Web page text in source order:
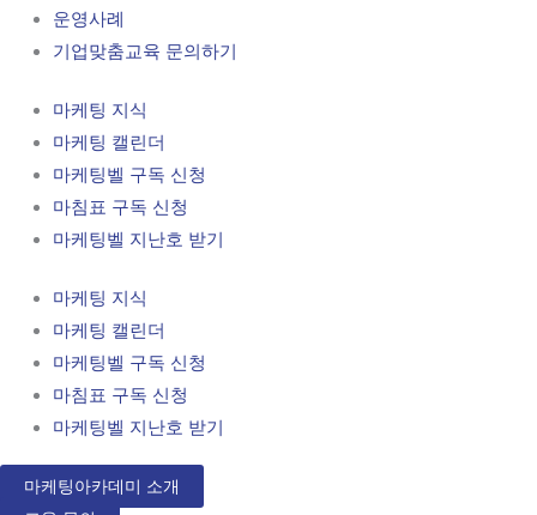
운영사례
기업맞춤교육 문의하기
마케팅 지식
마케팅 캘린더
마케팅벨 구독 신청
마침표 구독 신청
마케팅벨 지난호 받기
마케팅 지식
마케팅 캘린더
마케팅벨 구독 신청
마침표 구독 신청
마케팅벨 지난호 받기
마케팅아카데미 소개